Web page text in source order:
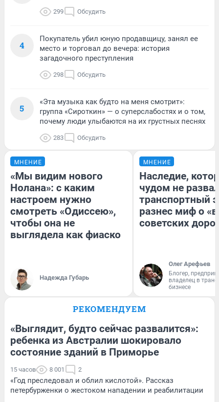
299 Обсудить
4
Покупатель убил юную продавщицу, занял ее
место и торговал до вечера: история
загадочного преступления
298 Обсудить
5
«Эта музыка как будто на меня смотрит»:
группа «Сироткин» — о суперслабостях и о том,
почему люди улыбаются на их грустных песнях
283 Обсудить
МНЕНИЕ
«Мы видим нового
Нолана»: с каким
настроем нужно
смотреть «Одиссею»,
чтобы она не
выглядела как фиаско
Надежда Губарь
МНЕНИЕ
Наследие,
чудом не
транспортный
разнес миф о
советских
Олег Арефьев
Блогер,
владелец в
бизнесе
РЕКОМЕНДУЕМ
«Выглядит, будто сейчас развалится»:
ребенка из Австралии шокировало
состояние зданий в Приморье
15 часов 8 001 2
«Год преследовал и облил кислотой». Рассказ
петербурженки о жестоком нападении и реабилитации